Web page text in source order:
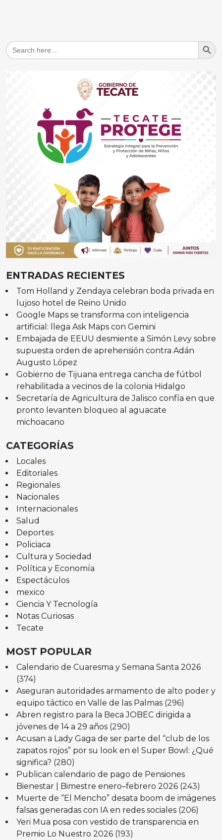
Search
for:
Search
ENTRADAS RECIENTES
Tom Holland y Zendaya celebran boda privada en
lujoso hotel de Reino Unido
Google Maps se transforma con inteligencia
artificial: llega Ask Maps con Gemini
Embajada de EEUU desmiente a Simón Levy sobre
supuesta orden de aprehensión contra Adán
Augusto López
Gobierno de Tijuana entrega cancha de fútbol
rehabilitada a vecinos de la colonia Hidalgo
Secretaría de Agricultura de Jalisco confía en que
pronto levanten bloqueo al aguacate
michoacano
CATEGORÍAS
Locales
Editoriales
Regionales
Nacionales
Internacionales
Salud
Deportes
Policiaca
Cultura y Sociedad
Política y Economía
Espectáculos
mexico
Ciencia Y Tecnología
Notas Curiosas
Tecate
MOST POPULAR
Calendario de Cuaresma y Semana Santa 2026
(374)
Aseguran autoridades armamento de alto poder y
equipo táctico en Valle de las Palmas (296)
Abren registro para la Beca JOBEC dirigida a
jóvenes de 14 a 29 años (290)
Acusan a Lady Gaga de ser parte del “club de los
zapatos rojos” por su look en el Super Bowl: ¿Qué
significa? (280)
Publican calendario de pago de Pensiones
Bienestar | Bimestre enero–febrero 2026 (243)
Muerte de “El Mencho” desata boom de imágenes
falsas generadas con IA en redes sociales (206)
Yeri Mua posa con vestido de transparencia en
Premio Lo Nuestro 2026 (193)